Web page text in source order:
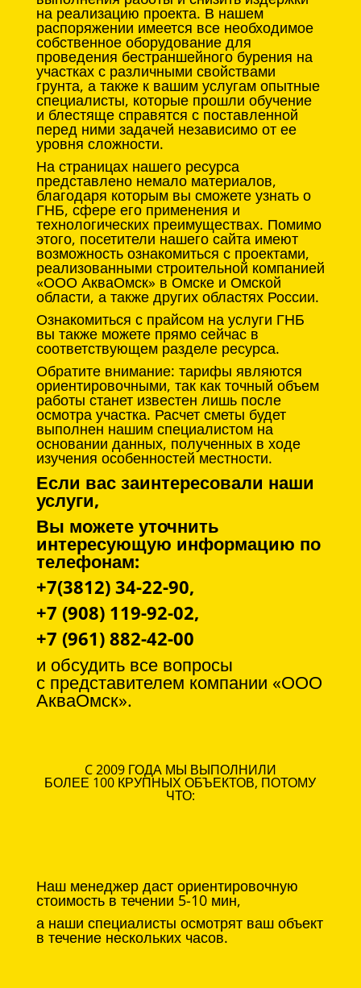
на реализацию проекта. В нашем
распоряжении имеется все необходимое
собственное оборудование для
проведения бестраншейного бурения на
участках с различными свойствами
грунта, а также к вашим услугам опытные
специалисты, которые прошли обучение
и блестяще справятся с поставленной
перед ними задачей независимо от ее
уровня сложности.
На страницах нашего ресурса
представлено немало материалов,
благодаря которым вы сможете узнать о
ГНБ, сфере его применения и
технологических преимуществах. Помимо
этого, посетители нашего сайта имеют
возможность ознакомиться с проектами,
реализованными строительной компанией
«ООО АкваОмск» в Омске и Омской
области, а также других областях России.
Ознакомиться с прайсом на услуги ГНБ
вы также можете прямо сейчас в
соответствующем разделе ресурса.
Обратите внимание: тарифы являются
ориентировочными, так как точный объем
работы станет известен лишь после
осмотра участка. Расчет сметы будет
выполнен нашим специалистом на
основании данных, полученных в ходе
изучения особенностей местности.
Если вас заинтересовали наши
услуги,
Вы можете уточнить
интересующую информацию по
телефонам:
+7(3812) 34-22-90,
+7 (908) 119-92-02,
+7 (961) 882-42-00
и обсудить все вопросы
с представителем компании «ООО
АкваОмск».
C 2009 ГОДА МЫ ВЫПОЛНИЛИ
БОЛЕЕ 100 КРУПНЫХ ОБЪЕКТОВ, ПОТОМУ
ЧТО:
Наш менеджер даст ориентировочную
стоимость в течении 5-10 мин,
а наши специалисты осмотрят ваш объект
в течение нескольких часов.